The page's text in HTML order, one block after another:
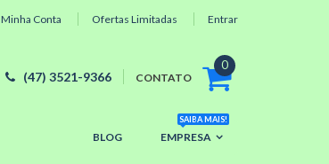
Minha Conta Ofertas Limitadas Entrar
(47) 3521-9366 CONTATO
0
EMPRESA
SAIBA MAIS!
BLOG